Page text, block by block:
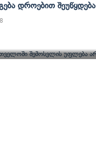
Დროებით Შეუწყდება